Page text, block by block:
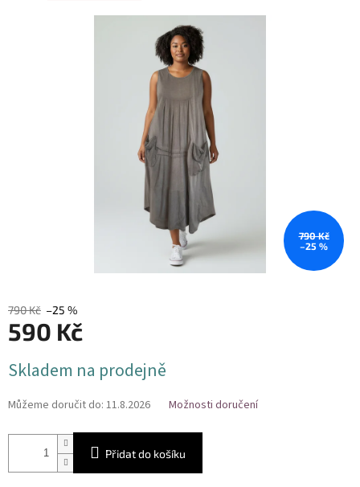
790 Kč
–25 %
790 Kč –25 %
590 Kč
cena:
Skladem na prodejně
Můžeme doručit do: 11.8.2026 Možnosti doručení
Přidat do košíku